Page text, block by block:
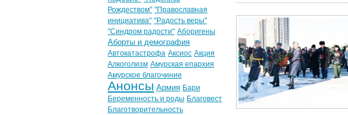
Рождеством" "Православная
инициатива" "Радость веры"
"Синдром радости" Аборигены
Аборты и демография
Автокатастрофа Аксиос Акция
Алкоголизм Амурская епархия
Амурское благочиние
Анонсы Армия Бари
Беременность и роды Благовест
Благотворительность